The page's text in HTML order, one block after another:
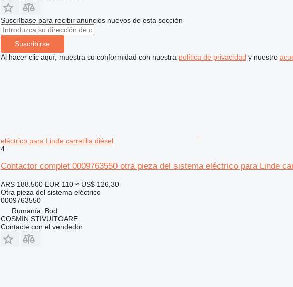
Suscríbase para recibir anuncios nuevos de esta sección
Suscribirse
Al hacer clic aquí, muestra su conformidad con nuestra política de privacidad y nuestro
eléctrico para Linde carretilla diésel
4
Contactor complet 0009763550 otra pieza del sistema eléctrico para Linde
ARS 188.500 EUR 110 ≈ US$ 126,30
Otra pieza del sistema eléctrico
0009763550
Rumanía, Bod
COSMIN STIVUITOARE
Contacte con el vendedor